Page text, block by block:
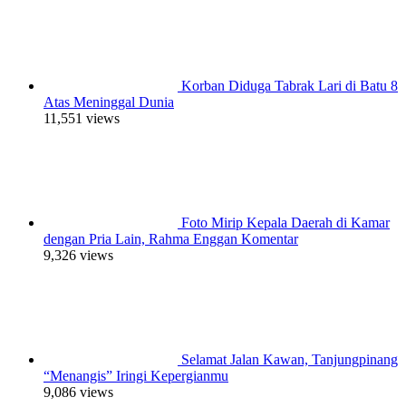
Korban Diduga Tabrak Lari di Batu 8
Atas Meninggal Dunia
11,551 views
Foto Mirip Kepala Daerah di Kamar
dengan Pria Lain, Rahma Enggan Komentar
9,326 views
Selamat Jalan Kawan, Tanjungpinang
“Menangis” Iringi Kepergianmu
9,086 views